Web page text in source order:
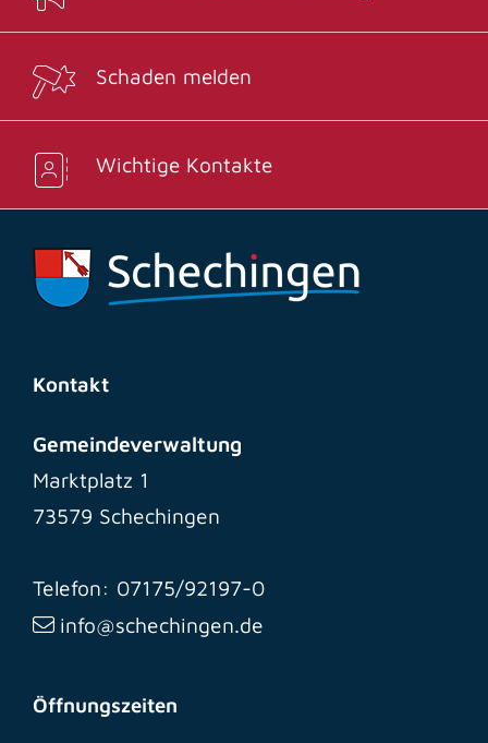
Schaden melden
Wichtige Kontakte
Kontakt
Gemeindeverwaltung
Marktplatz 1
73579 Schechingen
Telefon: 07175/92197-0
info@schechingen.de
Öffnungszeiten